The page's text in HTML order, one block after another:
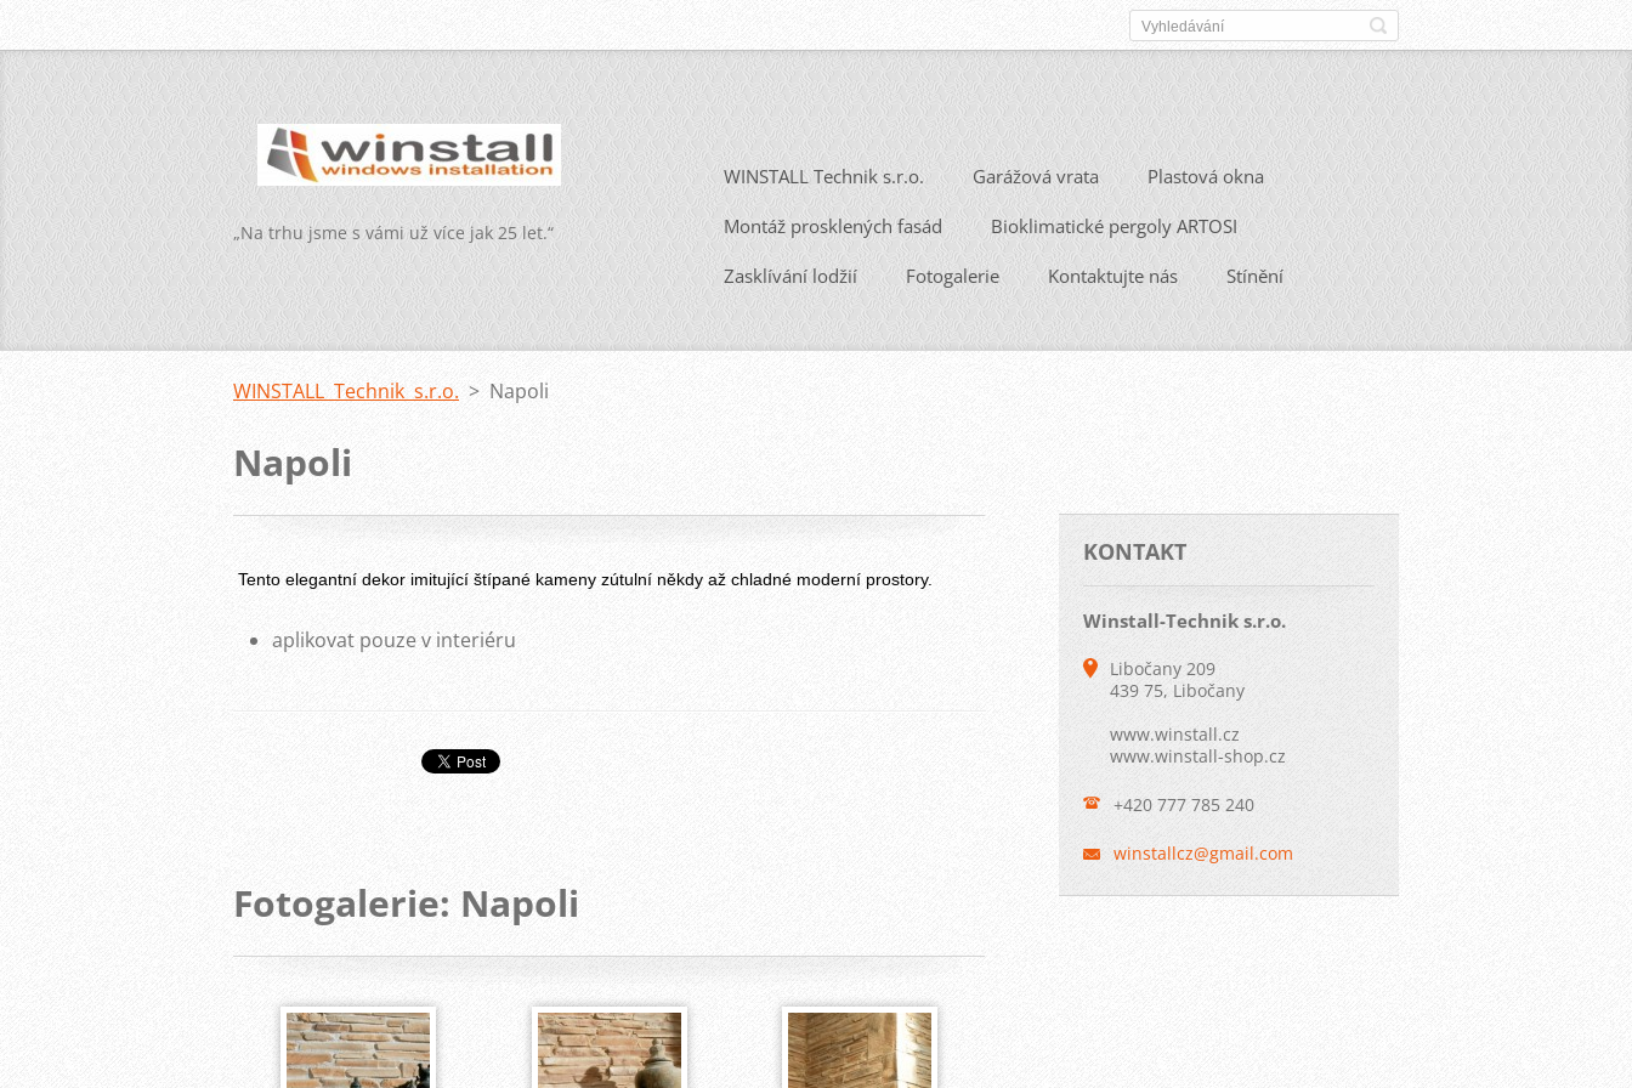
„Na trhu jsme s vámi už více jak 25 let.“
WINSTALL Technik s.r.o. Garážová vrata Plastová okna
Montáž prosklených fasád Bioklimatické pergoly ARTOSI
Zasklívání lodžií Fotogalerie Kontaktujte nás Stínění
WINSTALL Technik s.r.o. > Napoli
Napoli
Tento elegantní dekor imitující štípané kameny zútulní někdy až chladné moderní prostory.
aplikovat pouze v interiéru
Fotogalerie: Napoli
KONTAKT
Winstall-Technik s.r.o.
Libočany 209
439 75, Libočany
www.winstall.cz
www.winstall-shop.cz
+420 777 785 240
winstallcz@gmail.com